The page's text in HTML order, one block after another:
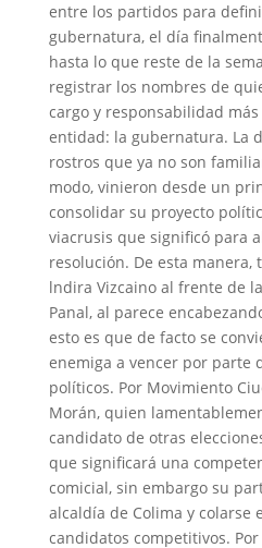
entre los partidos para
gubernatura, el día
hasta lo que reste de la
registrar los nombres de
cargo y responsabilidad
entidad: la gubernatura. La
rostros que ya no son
modo, vinieron desde un
consolidar su proyecto
viacrusis que significó para
resolución. De esta manera,
lndira Vizcaino al frente de
Panal, al parece
esto es que de facto se
enemiga a vencer por parte
políticos. Por Movimiento
Morán, quien
candidato de otras
que significará una
comicial, sin embargo su
alcaldía de Colima y colarse
candidatos competitivos.